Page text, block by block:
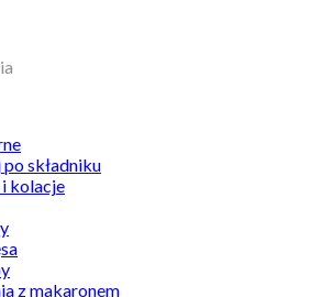
składniku
i kolacje
z makaronem